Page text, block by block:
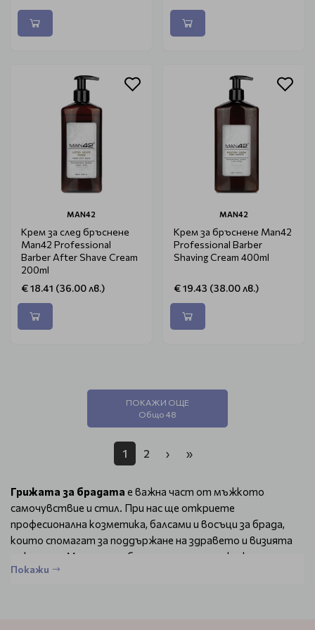
MAN42
Крем за след бръснене
Man42 Professional
Barber After Shave Cream
200ml
€ 18.41 (36.00 лв.)
MAN42
Крем за бръснене Man42
Professional Barber
Shaving Cream 400ml
€ 19.43 (38.00 лв.)
ПОКАЖИ ОЩЕ
Общо 48
1 2 › »
Грижата за брадата е важна част от мъжкото
самочувствие и стил. При нас ще откриете
професионална козметика, балсами и восъци за брада,
които спомагат за поддържане на здравето и визията
на косъма. Маслата за брада хидратират кожата под
нея, като същевременно придават блясък и мекота на
Покажи